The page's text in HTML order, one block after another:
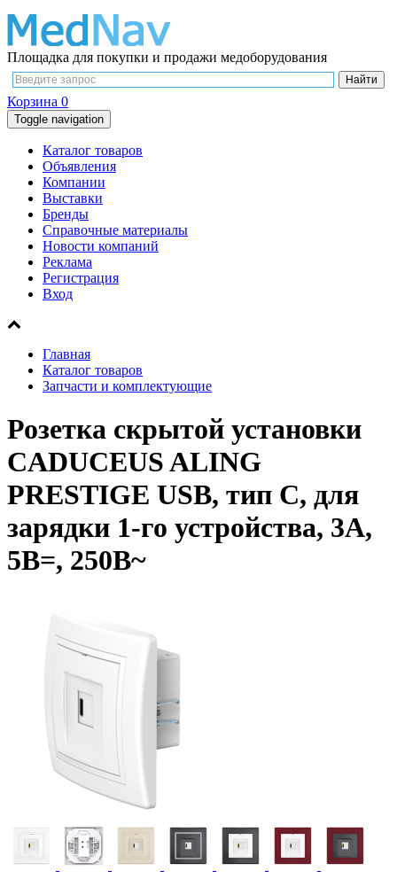
Площадка для покупки и продажи медоборудования
Корзина 0
Toggle navigation
Каталог товаров
Объявления
Компании
Выставки
Бренды
Справочные материалы
Новости компаний
Реклама
Регистрация
Вход
Главная
Каталог товаров
Запчасти и комплектующие
Розетка скрытой установки
CADUCEUS ALING
PRESTIGE USB, тип С, для
зарядки 1-го устройства, 3А,
5В=, 250В~